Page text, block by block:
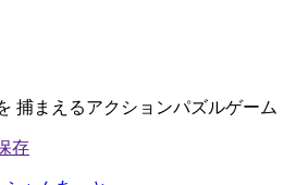
捕まえるアクションパズルゲーム